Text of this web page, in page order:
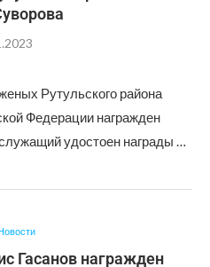
Рутульского района
Федерации награжден
удостоен награды …
Гасанов награжден